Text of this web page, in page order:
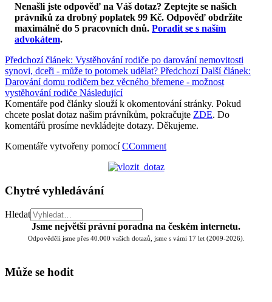
Nenašli jste odpověď na Váš dotaz? Zeptejte se našich
právníků za drobný poplatek 99 Kč. Odpověď obdržíte
maximálně do 5 pracovních dnů. Poradit se s naším
advokátem.
Předchozí článek: Vystěhování rodiče po darování nemovitosti
synovi, dceři - může to potomek udělat? Předchozí Další článek:
Darování domu rodičem bez věcného břemene - možnost
vystěhování rodiče Následující
Komentáře pod články slouží k okomentování stránky. Pokud
chcete poslat dotaz našim právníkům, pokračujte ZDE. Do
komentářů prosíme nevkládejte dotazy. Děkujeme.
Komentáře vytvořeny pomocíCComment
Chytré vyhledávání
Hledat
Jsme největší právní poradna na českém internetu.
Odpověděli jsme přes 40.000 vašich dotazů, jsme s vámi 17 let (2009-2026).
Může se hodit